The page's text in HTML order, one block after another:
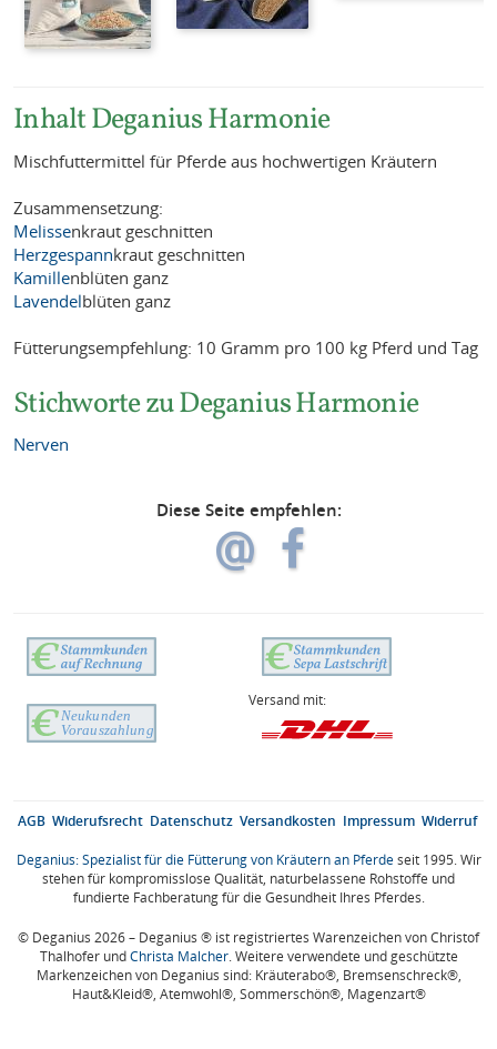
Inhalt Deganius Harmonie
Mischfuttermittel für Pferde aus hochwertigen Kräutern
Zusammensetzung:
Melissenkraut geschnitten
Herzgespannkraut geschnitten
Kamillenblüten ganz
Lavendelblüten ganz
Fütterungsempfehlung: 10 Gramm pro 100 kg Pferd und Tag
Stichworte zu Deganius Harmonie
Nerven
Diese Seite empfehlen:
Versand mit:
AGB Widerufsrecht Datenschutz Versandkosten Impressum Widerruf
Deganius: Spezialist für die Fütterung von Kräutern an Pferdeseit 1995. Wir
stehen für kompromisslose Qualität, naturbelassene Rohstoffe und
fundierte Fachberatung für die Gesundheit Ihres Pferdes.
© Deganius 2026 – Deganius ® ist registriertes Warenzeichen von Christof
Thalhofer undChrista Malcher. Weitere verwendete und geschützte
Markenzeichen von Deganius sind: Kräuterabo®, Bremsenschreck®,
Haut&Kleid®, Atemwohl®, Sommerschön®, Magenzart®